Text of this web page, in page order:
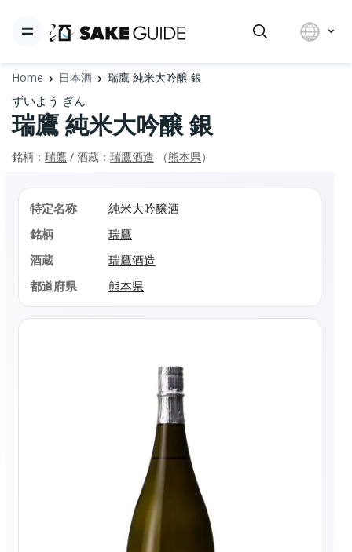
Home 日本酒 瑞鷹 純米大吟醸 銀
ずいよう ぎん
瑞鷹 純米大吟醸 銀
銘柄： 瑞鷹 / 酒蔵： 瑞鷹酒造 （熊本県）
特定名称
純米大吟醸酒
銘柄
瑞鷹
酒蔵
瑞鷹酒造
都道府県
熊本県